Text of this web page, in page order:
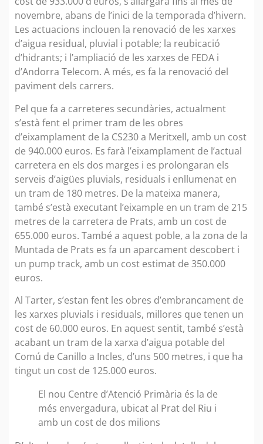
novembre, abans de l’inici de la temporada d’hivern.
Les actuacions inclouen la renovació de les xarxes
d’aigua residual, pluvial i potable; la reubicació
d’hidrants; i l’ampliació de les xarxes de FEDA i
d’Andorra Telecom. A més, es fa la renovació del
paviment dels carrers.
Pel que fa a carreteres secundàries, actualment
s’està fent el primer tram de les obres
d’eixamplament de la CS230 a Meritxell, amb un cost
de 940.000 euros. Es farà l’eixamplament de l’actual
carretera en els dos marges i es prolongaran els
serveis d’aigües pluvials, residuals i enllumenat en
un tram de 180 metres. De la mateixa manera,
també s’està executant l’eixample en un tram de 215
metres de la carretera de Prats, amb un cost de
655.000 euros. També a aquest poble, a la zona de la
Muntada de Prats es fa un aparcament descobert i
un pump track, amb un cost estimat de 350.000
euros.
Al Tarter, s’estan fent les obres d’embrancament de
les xarxes pluvials i residuals, millores que tenen un
cost de 60.000 euros. En aquest sentit, també s’està
acabant un tram de la xarxa d’aigua potable del
Comú de Canillo a Incles, d’uns 500 metres, i que ha
tingut un cost de 125.000 euros.
El nou Centre d’Atenció Primària és la de
més envergadura, ubicat al Prat del Riu i
amb un cost de dos milions